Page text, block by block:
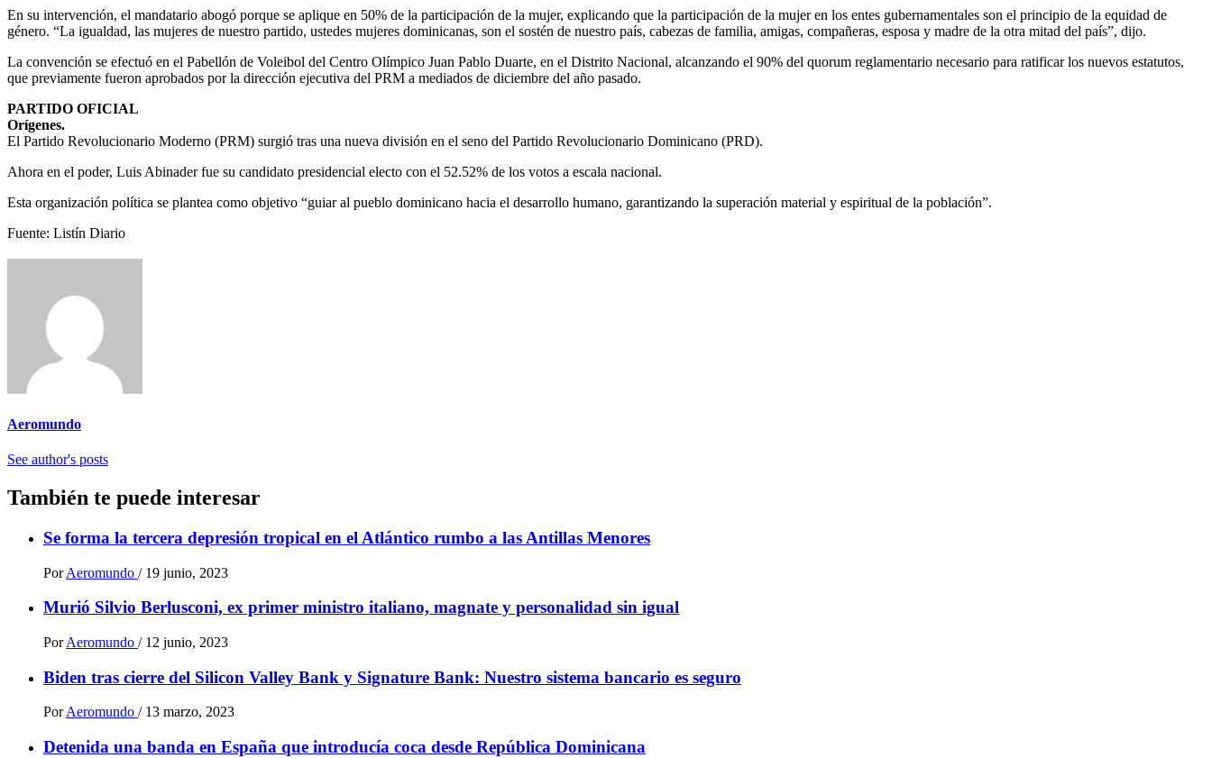
En su intervención, el man­datario abogó porque se aplique en 50% de la par­ticipación de la mujer, ex­plicando que la partici­pación de la mujer en los entes gubernamentales son el principio de la equidad de
género. “La igualdad, las mujeres de nuestro partido, ustedes mujeres dominica­nas, son el sostén de nues­tro país, cabezas de familia, amigas, compañeras, espo­sa y madre de la otra mitad del país”, dijo.
La convención se efectuó en el Pabellón de Voleibol del Centro Olímpico Juan Pablo Duarte, en el Distrito Na­cional, alcanzando el 90% del quorum reglamentario necesario para ratificar los nuevos estatutos,
que pre­viamente fueron aprobados por la dirección ejecutiva del PRM a mediados de di­ciembre del año pasado.
PARTIDO OFICIAL
Orígenes.
El Partido Revoluciona­rio Moderno (PRM) sur­gió tras una nueva divi­sión en el seno del Par­tido Revolucionario Dominicano (PRD).
Ahora en el poder, Luis Abinader fue su candi­dato presidencial electo con el 52.52% de los vo­tos a escala nacional.
Esta organización polí­tica se plantea como ob­jetivo “guiar al pueblo dominicano hacia el de­sarrollo humano, garan­tizando la superación material y espiritual de la población”.
Fuente: Listín Diario
Aeromundo
See author's posts
También te puede interesar
Se forma la tercera depresión tropical en el Atlántico rumbo a las Antillas Menores
Por Aeromundo / 19 junio, 2023
Murió Silvio Berlusconi, ex primer ministro italiano, magnate y personalidad sin igual
Por Aeromundo / 12 junio, 2023
Biden tras cierre del Silicon Valley Bank y Signature Bank: Nuestro sistema bancario es seguro
PorAeromundo / 13 marzo, 2023
Detenida una banda en España que introducía coca desde República Dominicana